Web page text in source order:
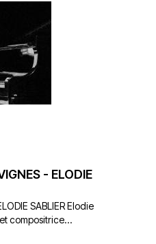
- ELODIE
SABLIER Elodie
compositrice...